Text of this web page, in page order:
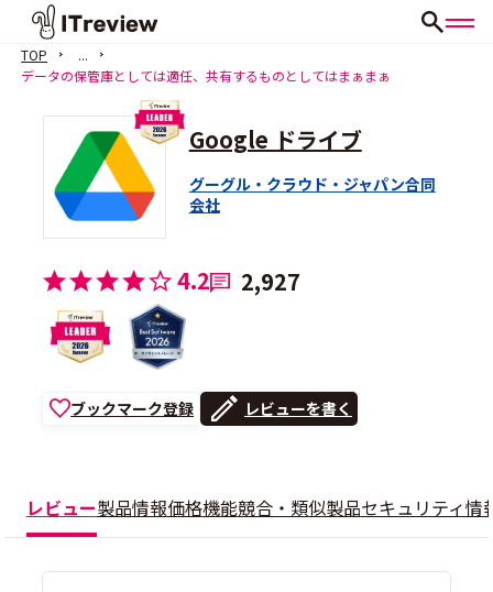
TOP
...
データの保管庫としては適任、共有するものとしてはまぁまぁ
Google ドライブ
グーグル・クラウド・ジャパン合同
会社
4.2 2,927
ブックマーク登録 レビューを書く
レビュー製品情報価格機能競合・類似製品セキュリティ情